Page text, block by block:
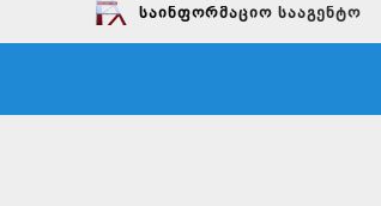
საინფორმაციო სააგენტო